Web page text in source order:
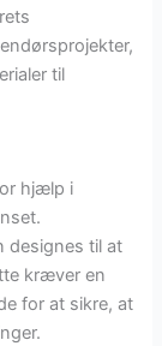
til
hjælp i
designes til at
kræver en
for at sikre, at